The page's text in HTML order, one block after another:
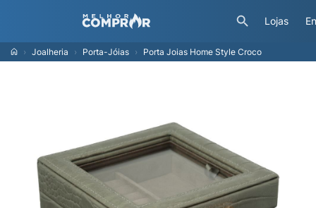
Lojas
Joalheria Porta-Jóias Porta Joias Home Style Croco